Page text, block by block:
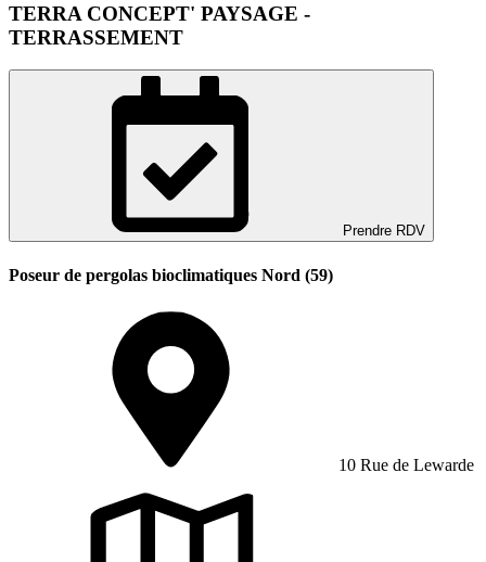
TERRA CONCEPT' PAYSAGE -
TERRASSEMENT
Prendre RDV
Poseur de pergolas bioclimatiques Nord (59)
10 Rue de Lewarde